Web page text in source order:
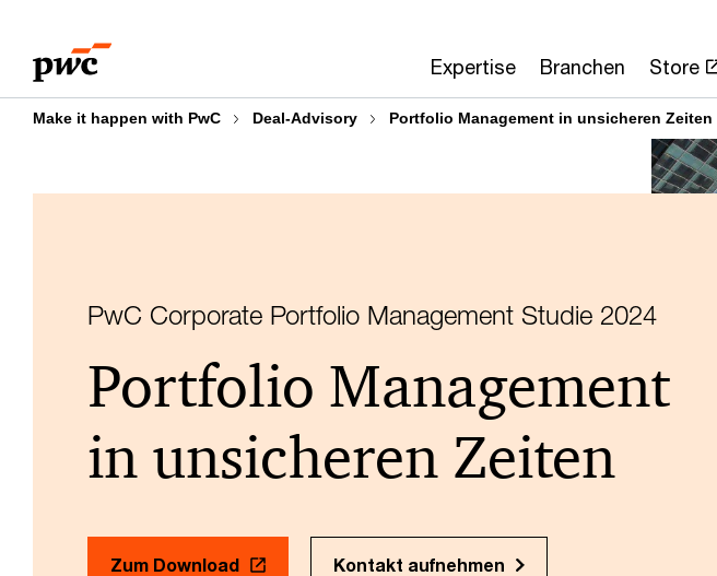
content
footer
Expertise Branchen Store
Make it happen with PwC Deal-Advisory Portfolio Management in unsicheren Zeiten
Portfolio Management
in unsicheren Zeiten
PwC Corporate Portfolio Management Studie 2024
Zum Download Kontakt aufnehmen